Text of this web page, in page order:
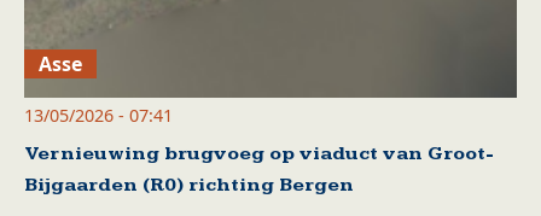
Asse
13/05/2026 - 07:41
Vernieuwing brugvoeg op viaduct van Groot-
Bijgaarden (R0) richting Bergen